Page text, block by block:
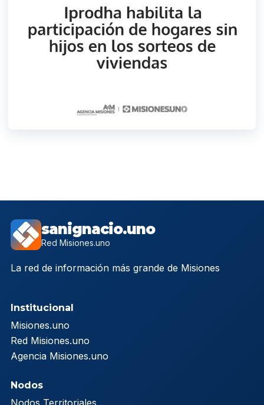
sanignacio.uno
Red Misiones.uno
La red de información más grande de Misiones
Institucional
Misiones.uno
Red Misiones.uno
Agencia Misiones.uno
Nodos
Nodos Territoriales